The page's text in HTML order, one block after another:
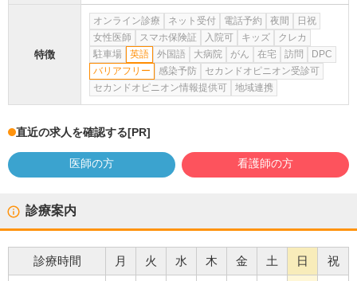
特徴
オンライン診療 ネット受付 電話予約 夜間
日祝
女性医師
スマホ保険証 入院可 キッズ
クレカ
駐車場
英語 外国語 大病院 がん 在宅 訪問
DPC
バリアフリー
感染予防
セカンドオピニオン受診可
セカンドオピニオン情報提供可
地域連携
直近の求人を確認する[PR]
医師の方 看護師の方
診療案内
診療時間 月 火 水 木 金 土 日 祝